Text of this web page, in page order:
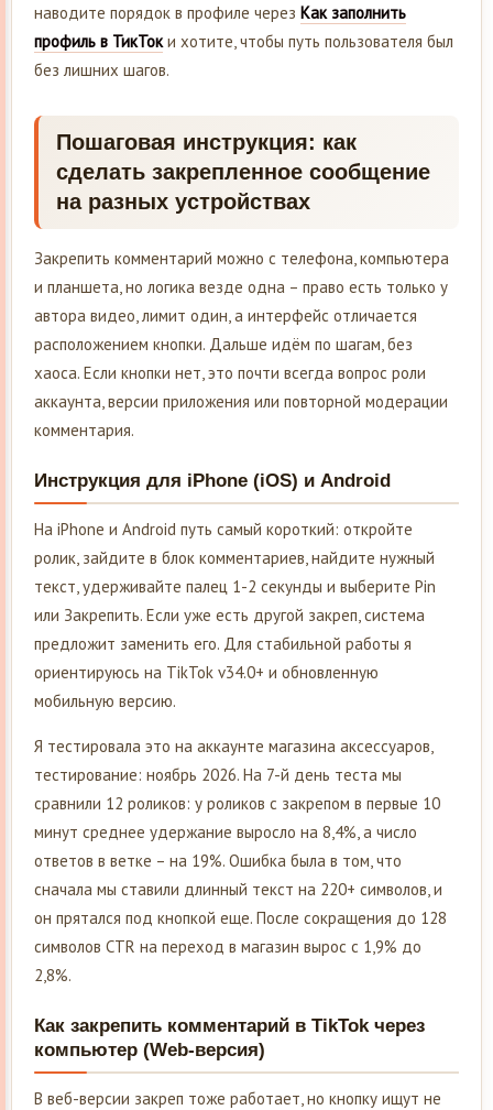
наводите порядок в профиле через Как заполнить
профиль в ТикТоки хотите, чтобы путь пользователя был
без лишних шагов.
Пошаговая инструкция: как
сделать закрепленное сообщение
на разных устройствах
Закрепить комментарий можно с телефона, компьютера
и планшета, но логика везде одна – право есть только у
автора видео, лимит один, а интерфейс отличается
расположением кнопки. Дальше идём по шагам, без
хаоса. Если кнопки нет, это почти всегда вопрос роли
аккаунта, версии приложения или повторной модерации
комментария.
Инструкция для iPhone (iOS) и Android
На iPhone и Android путь самый короткий: откройте
ролик, зайдите в блок комментариев, найдите нужный
текст, удерживайте палец 1-2 секунды и выберите Pin
или Закрепить. Если уже есть другой закреп, система
предложит заменить его. Для стабильной работы я
ориентируюсь на TikTok v34.0+ и обновленную
мобильную версию.
Я тестировала это на аккаунте магазина аксессуаров,
тестирование: ноябрь 2026. На 7-й день теста мы
сравнили 12 роликов: у роликов с закрепом в первые 10
минут среднее удержание выросло на 8,4%, а число
ответов в ветке – на 19%. Ошибка была в том, что
сначала мы ставили длинный текст на 220+ символов, и
он прятался под кнопкой еще. После сокращения до 128
символов CTR на переход в магазин вырос с 1,9% до
2,8%.
Как закрепить комментарий в TikTok через
компьютер (Web-версия)
В веб-версии закреп тоже работает, но кнопку ищут не